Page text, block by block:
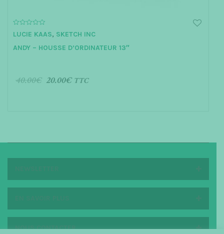
o
t
LUCIE KAAS, SKETCH INC
ANDY – HOUSSE D’ORDINATEUR 13″
40.00€ 20.00€ TTC
NOUS CONTACTER